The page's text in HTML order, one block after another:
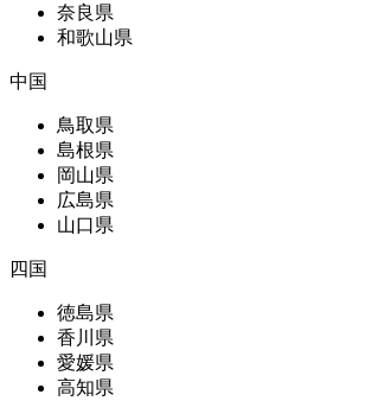
奈良県
和歌山県
中国
鳥取県
島根県
岡山県
広島県
山口県
四国
徳島県
香川県
愛媛県
高知県